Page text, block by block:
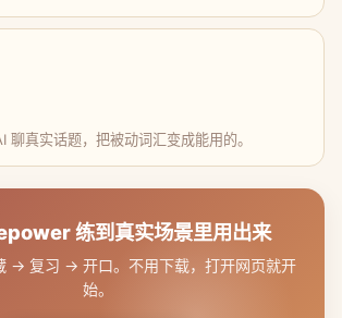
聊真实话题，把被动词汇变成能用的。
练到真实场景里用出来
→ 复习 → 开口。不用下载，打开网页就开
始。